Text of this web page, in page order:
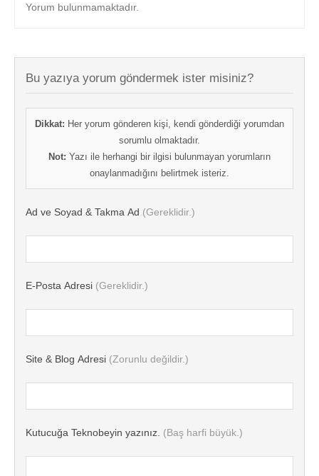
Yorum bulunmamaktadır.
Bu yazıya yorum göndermek ister misiniz?
Dikkat: Her yorum gönderen kişi, kendi gönderdiği yorumdan
sorumlu olmaktadır.
Not: Yazı ile herhangi bir ilgisi bulunmayan yorumların
onaylanmadığını belirtmek isteriz.
Ad ve Soyad & Takma Ad (Gereklidir.)
E-Posta Adresi (Gereklidir.)
Site & Blog Adresi (Zorunlu değildir.)
Kutucuğa Teknobeyin yazınız. (Baş harfi büyük.)